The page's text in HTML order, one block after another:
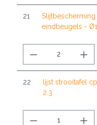
21
eindbeugels -
22
lijst strooitafel
2.3